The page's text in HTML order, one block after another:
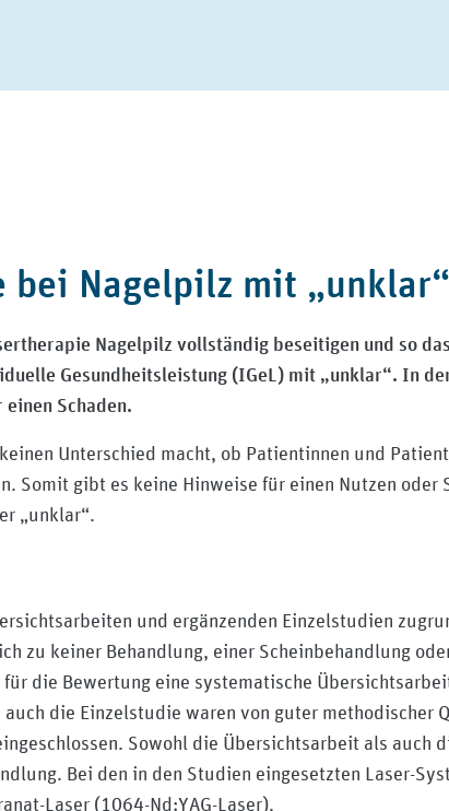
Nagelpilz mit „unklar“
Nagelpilz vollständig beseitigen und so
Gesundheitsleistung (IGeL) mit „unklar“. In
Schaden.
Unterschied macht, ob Patientinnen und
Somit gibt es keine Hinweise für einen Nutzen oder
„unklar“.
und ergänzenden Einzelstudien
zu keiner Behandlung, einer Scheinbehandlung
die Bewertung eine systematische
die Einzelstudie waren von guter methodischer
Sowohl die Übersichtsarbeit als auch
Bei den in den Studien eingesetzten Laser-
Laser (1064-Nd:YAG-Laser).